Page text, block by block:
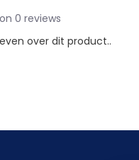
0 reviews
over dit product..